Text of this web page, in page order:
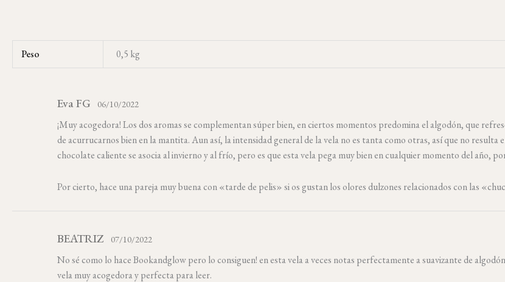
Peso 0,5 kg
Eva FG 06/10/2022
¡Muy acogedora! Los dos aromas se complementan súper bien, en ciertos momentos predomina el algodón, que
de acurrucarnos bien en la mantita. Aun así, la intensidad general de la vela no es tanta como otras, así que no
chocolate caliente se asocia al invierno y al frío, pero es que esta vela pega muy bien en cualquier momento del año,
Por cierto, hace una pareja muy buena con «tarde de pelis» si os gustan los olores dulzones relacionados con las
BEATRIZ 07/10/2022
No sé como lo hace Bookandglow pero lo consiguen! en esta vela a veces notas perfectamente a suavizante de
vela muy acogedora y perfecta para leer.